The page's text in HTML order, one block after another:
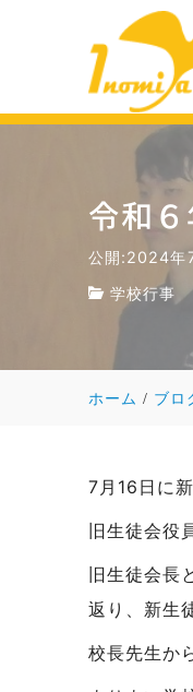
令和
公開:2024年
学校行事
ホーム ブロ
7月16日に
旧生徒会役
旧生徒会長
返り、新生
校長先生か